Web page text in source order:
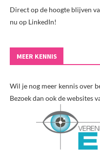
Direct op de hoogte blijven
nu op LinkedIn!
MEER KENNIS
Wil je nog meer kennis over
Bezoek dan ook de websites